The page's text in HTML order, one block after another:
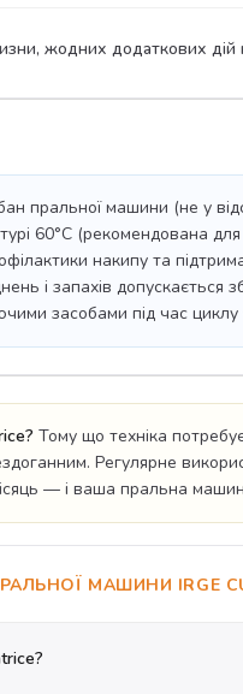
жодних додаткових дій
пральної машини (не у
60°C (рекомендована
накипу та
і запахів допускається
засобами під час
Тому що техніка
Регулярне
— і ваша пральна
МАШИНИ IRGE